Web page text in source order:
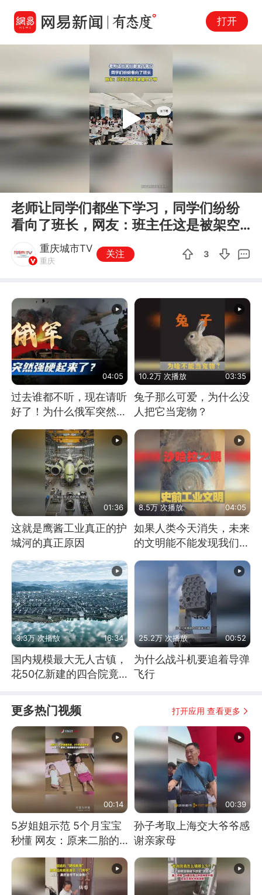
打开
Play
老师让同学们都坐下学习，同学们纷纷
看向了班长，网友：班主任这是被架空
重庆城市TV
重庆
关注 3
04:05
过去谁都不听，现在请听
好了！为什么俄军突然强
硬起来了？
10.2万 次播放 03:35
兔子那么可爱，为什么没
人把它当宠物？
01:36
这就是鹰酱工业真正的护
城河的真正原因
8.5万 次播放 04:05
如果人类今天消失，未来
的文明能不能发现我们存
3.3万 次播放 16:34
国内规模最大无人古镇，
花50亿新建的四合院竟
25.2万 次播放 00:52
为什么战斗机要追着导弹
飞行
更多热门视频 打开应用 查看更多
00:14
5岁姐姐示范 5个月宝宝
秒懂 网友：原来二胎的
快乐长这样
00:39
孙子考取上海交大爷爷感
谢亲家母